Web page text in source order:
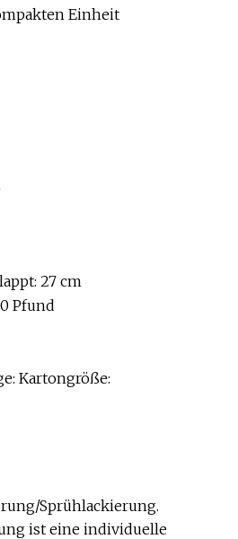
Einheit
27 cm
Pfund
Kartongröße:
Sprühlackierung.
ist eine individuelle